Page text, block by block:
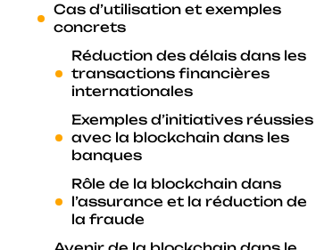
Cas d’utilisation et exemples
concrets
Réduction des délais dans les
transactions financières
internationales
Exemples d’initiatives réussies
avec la blockchain dans les
banques
Rôle de la blockchain dans
l’assurance et la réduction de
la fraude